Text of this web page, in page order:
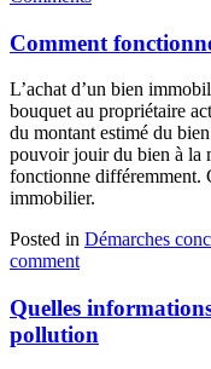
Comment
L’achat d’un bien
bouquet au propriétaire
du montant estimé du
pouvoir jouir du bien à la
fonctionne différemment.
immobilier.
Posted in Démarches
comment
Quelles
pollution